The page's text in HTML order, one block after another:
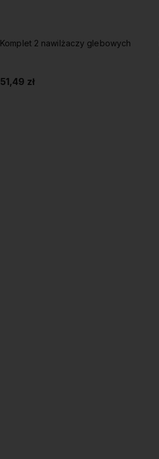
Komplet 2 nawilżaczy glebowych
51,49 zł